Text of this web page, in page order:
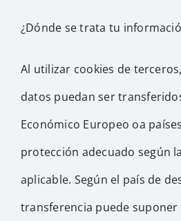
¿Dónde se trata tu
Al utilizar cookies de
datos puedan ser
Económico Europeo oa
protección adecuado según
aplicable. Según el país de
transferencia puede